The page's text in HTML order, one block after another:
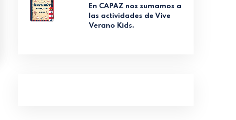
En CAPAZ nos sumamos a
las actividades de Vive
Verano Kids.